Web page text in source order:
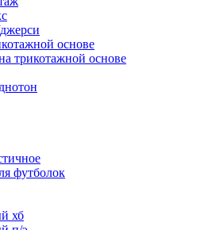
основе
трикотажной основе
футболок
хб